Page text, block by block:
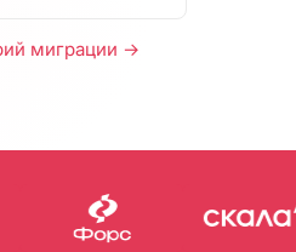
миграции →